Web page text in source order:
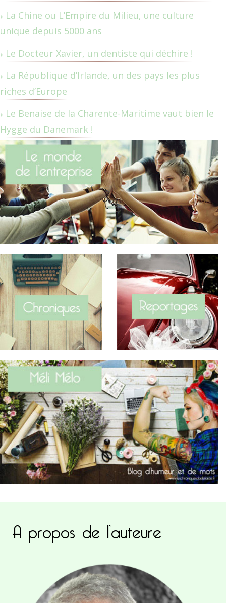
La Chine ou L’Empire du Milieu, une culture
unique depuis 5000 ans
Le Docteur Xavier, un dentiste qui déchire !
La République d’Irlande, un des pays les plus
riches d’Europe
Le Benaise de la Charente-Maritime vaut bien le
Hygge du Danemark !
A propos de l’auteure